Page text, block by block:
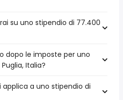
su uno stipendio di 77.400
dopo le imposte per uno
Italia?
a uno stipendio di